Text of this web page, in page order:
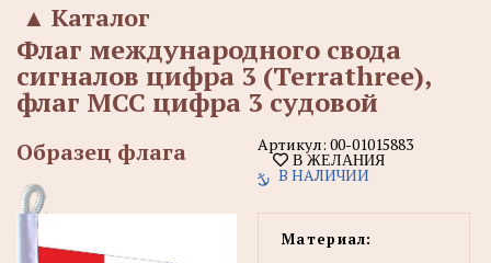
Каталог
▲
Флаг международного свода
сигналов цифра 3 (Terrathree),
флаг МСС цифра 3 судовой
Образец флага Артикул: 00-01015883
В ЖЕЛАНИЯ
В НАЛИЧИИ
Материал: